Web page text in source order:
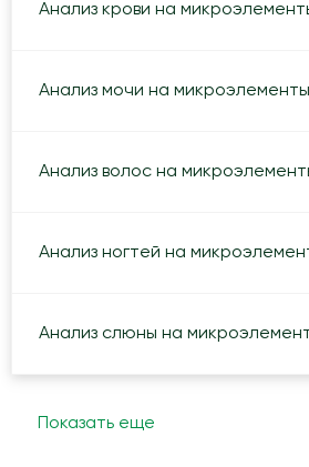
Анализ крови на
Анализ мочи на микроэлементы
Анализ волос на
Анализ ногтей на
Анализ слюны на
Показать еще